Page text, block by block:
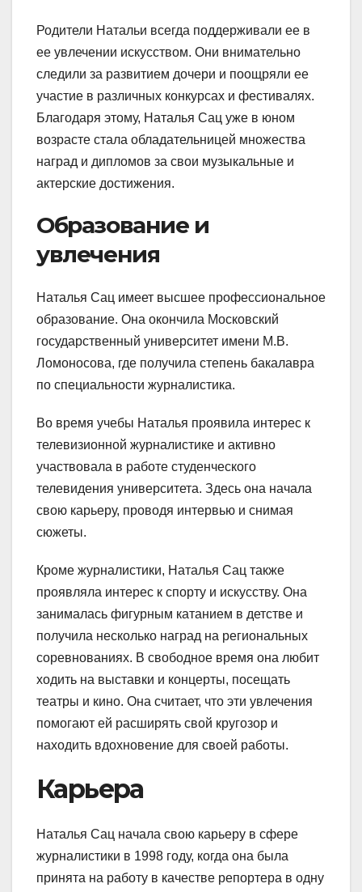
Родители Натальи всегда поддерживали ее в
ее увлечении искусством. Они внимательно
следили за развитием дочери и поощряли ее
участие в различных конкурсах и фестивалях.
Благодаря этому, Наталья Сац уже в юном
возрасте стала обладательницей множества
наград и дипломов за свои музыкальные и
актерские достижения.
Образование и
увлечения
Наталья Сац имеет высшее профессиональное
образование. Она окончила Московский
государственный университет имени М.В.
Ломоносова, где получила степень бакалавра
по специальности журналистика.
Во время учебы Наталья проявила интерес к
телевизионной журналистике и активно
участвовала в работе студенческого
телевидения университета. Здесь она начала
свою карьеру, проводя интервью и снимая
сюжеты.
Кроме журналистики, Наталья Сац также
проявляла интерес к спорту и искусству. Она
занималась фигурным катанием в детстве и
получила несколько наград на региональных
соревнованиях. В свободное время она любит
ходить на выставки и концерты, посещать
театры и кино. Она считает, что эти увлечения
помогают ей расширять свой кругозор и
находить вдохновение для своей работы.
Карьера
Наталья Сац начала свою карьеру в сфере
журналистики в 1998 году, когда она была
принята на работу в качестве репортера в одну